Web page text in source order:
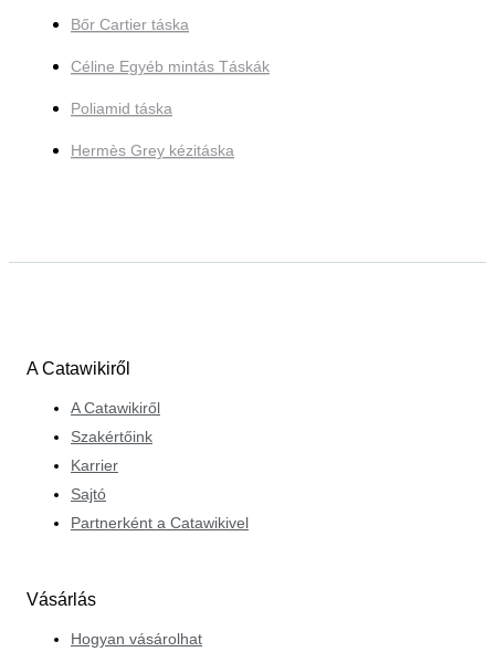
Bőr Cartier táska
Céline Egyéb mintás Táskák
Poliamid táska
Hermès Grey kézitáska
A Catawikiről
A Catawikiről
Szakértőink
Karrier
Sajtó
Partnerként a Catawikivel
Vásárlás
Hogyan vásárolhat